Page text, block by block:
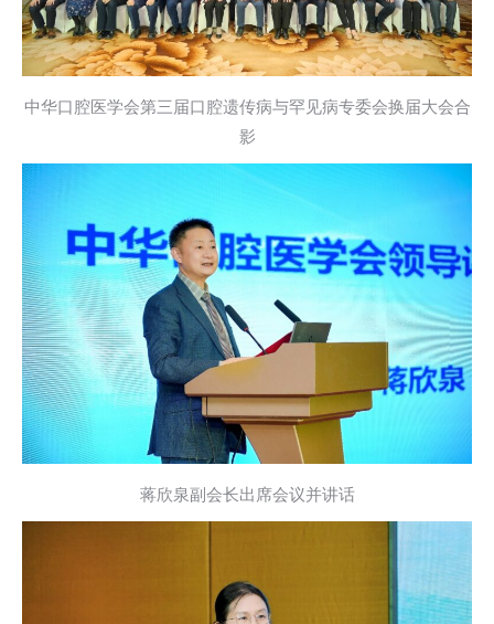
中华口腔医学会第三届口腔遗传病与罕见病专委会换届大会合
影
蒋欣泉副会长出席会议并讲话